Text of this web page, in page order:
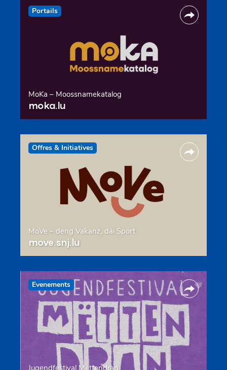
Portails
MoKa – Moossnamekatalog
moka.lu
Offres & Initiatives
MoVe – deng Vakanz, däi Sport
move.snj.lu
Evenements